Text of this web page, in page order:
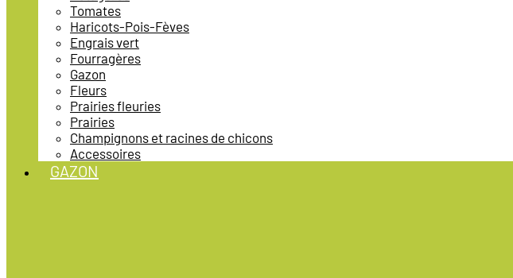
Tomates
Haricots-Pois-Fèves
Engrais vert
Fourragères
Gazon
Fleurs
Prairies fleuries
Prairies
Champignons et racines de chicons
Accessoires
GAZON